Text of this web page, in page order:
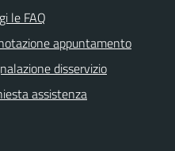
le FAQ
appuntamento
disservizio
assistenza